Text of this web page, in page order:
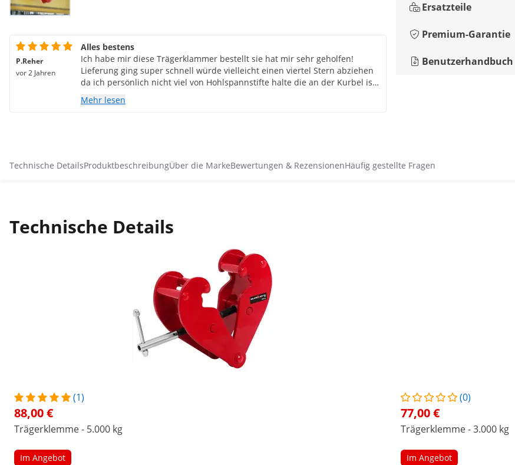
Ersatzteile
Premium-Garantie
Benutzerhandbuch
P.Reher
vor 2 Jahren
Alles bestens
Ich habe mir diese Trägerklammer bestellt sie hat mir sehr geholfen!
Lieferung ging super schnell würde vielleicht einen viertel Stern abziehen
da ich persönlich nicht viel von Hohlspannstifte halte die an der Kurbel ist
aber das ist mein persönlicher Geschmack und jammern auf hohen Niveau
deswegen bleibt es bei 5 Sternen Preis Leistung ist Bombe !
Mehr lesen
Technische DetailsProduktbeschreibungÜber die MarkeBewertungen & RezensionenHäufig gestellte Fragen
Technische Details
(1)
88,00 €
Trägerklemme - 5.000 kg
Im Angebot
(0)
77,00 €
Trägerklemme - 3.000 kg
Im Angebot